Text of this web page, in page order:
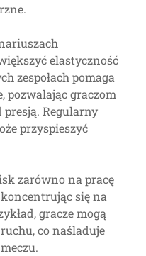
elastyczność
zespołach pomaga
pozwalając graczom
Regularny
przyspieszyć
zarówno na pracę
się na
gracze mogą
co naśladuje